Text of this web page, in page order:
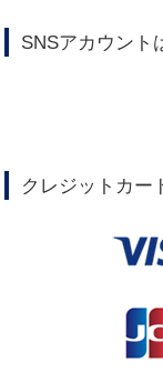
SNSアカウント
クレジットカー